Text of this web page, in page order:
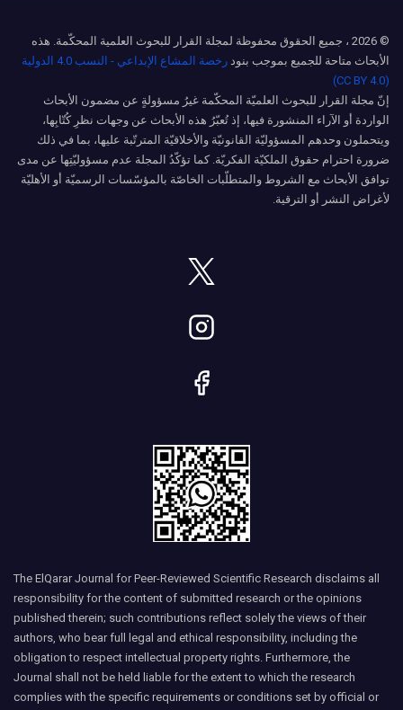
© 2026 ، جميع الحقوق محفوظة لمجلة القرار للبحوث العلمية المحكّمة. هذه
الأبحاث متاحة للجميع بموجب بنود
رخصة المشاع الإبداعي - النسب 4.0 الدولية
(CC BY 4.0)
إنّ مجلة القرار للبحوث العلميّة المحكّمة غيرُ مسؤولةٍ عن مضمون الأبحاث
الواردة أو الآراء المنشورة فيها، إذ تُعبّرُ هذه الأبحاث عن وجهات نظرِ كُتّابِها،
ويتحملون وحدهم المسؤوليّة القانونيّة والأخلاقيّة المترتّبة عليها، بما في ذلك
ضرورة احترام حقوق الملكيّة الفكريّة. كما تؤكّدُ المجلة عدم مسؤوليّتِها عن مدى
توافق الأبحاث مع الشروط والمتطلّبات الخاصّة بالمؤسّسات الرسميّة أو الأهليّة
لأغراض النشر أو الترقية.
The ElQarar Journal for Peer-Reviewed Scientific Research disclaims all
responsibility for the content of submitted research or the opinions
published therein; such contributions reflect solely the views of their
authors, who bear full legal and ethical responsibility, including the
obligation to respect intellectual property rights. Furthermore, the
Journal shall not be held liable for the extent to which the research
complies with the specific requirements or conditions set by official or